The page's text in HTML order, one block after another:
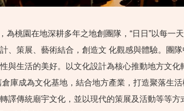
為桃園在地深耕多年之地創團隊，“日日”以每
、策展、藝術結合，創造文 化觀感與體驗。團
與生活的美好。以文化設計為核心推動地方文
庫成為文化基地，結合地方產業，打造聚落生
譯傳統廟宇文化，並以現代的策展及活動等等方